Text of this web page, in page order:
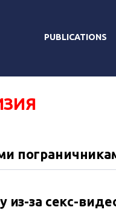
PUBLICATIONS
из-за секс-